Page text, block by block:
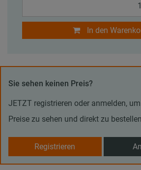
In den
Sie sehen keinen Preis?
JETZT registrieren oder anmelden,
Preise zu sehen und direkt zu
Registrieren